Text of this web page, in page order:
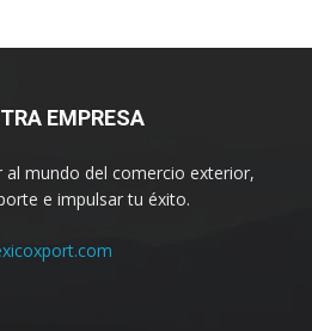
EMPRESA
al mundo del comercio exterior,
e impulsar tu éxito.